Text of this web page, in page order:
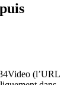
(l’URL